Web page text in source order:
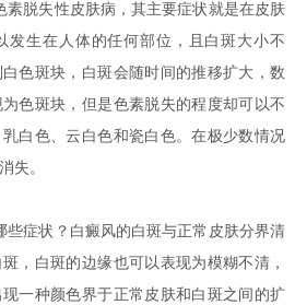
脱失性皮肤病，其主要症状就是在皮肤
发生在人体的任何部位，且白斑大小不
色斑块，白斑会随时间的推移扩大，数
色斑块，但是色素脱失的程度却可以不
白色、云白色和瓷白色。在极少数情况
失。
些症状？ 白癜风的白斑与正常皮肤分界清
，白斑的边缘也可以表现为模糊不清，
一种颜色界于正常皮肤和白斑之间的扩